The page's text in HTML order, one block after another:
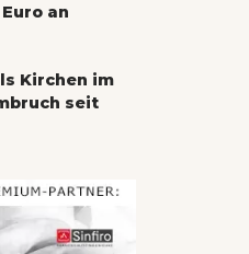
an
Kirchen im
seit